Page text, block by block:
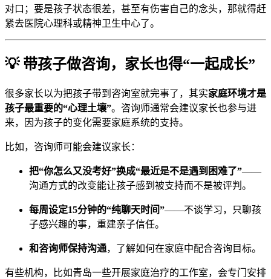
对口；要是孩子状态很差，甚至有伤害自己的念头，那就得赶
紧去医院心理科或精神卫生中心了。
💡 带孩子做咨询，家长也得“一起成长”
很多家长以为把孩子带到咨询室就完事了，其实家庭环境才是
孩子最重要的“心理土壤”。咨询师通常会建议家长也参与进
来，因为孩子的变化需要家庭系统的支持。
比如，咨询师可能会建议家长：
把“你怎么又没考好”换成“最近是不是遇到困难了”——
沟通方式的改变能让孩子感到被支持而不是被评判。
每周设定15分钟的“纯聊天时间”——不谈学习，只聊孩
子感兴趣的事，重建亲子信任。
和咨询师保持沟通，了解如何在家庭中配合咨询目标。
有些机构，比如青岛一些开展家庭治疗的工作室，会专门安排